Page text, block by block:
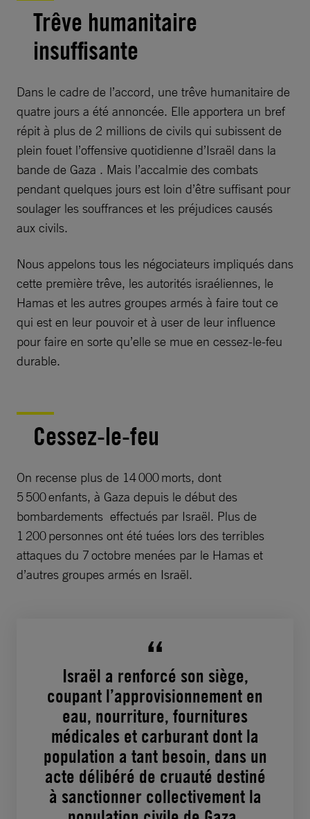
Trêve humanitaire
insuffisante
Dans le cadre de l’accord, une trêve humanitaire de
quatre jours a été annoncée. Elle apportera un bref
répit à plus de 2 millions de civils qui subissent de
plein fouet l’offensive quotidienne d’Israël dans la
bande de Gaza . Mais l’accalmie des combats
pendant quelques jours est loin d’être suffisant pour
soulager les souffrances et les préjudices causés
aux civils.
Nous appelons tous les négociateurs impliqués dans
cette première trêve, les autorités israéliennes, le
Hamas et les autres groupes armés à faire tout ce
qui est en leur pouvoir et à user de leur influence
pour faire en sorte qu’elle se mue en cessez-le-feu
durable.
Cessez-le-feu
On recense plus de 14 000 morts, dont
5 500 enfants, à Gaza depuis le début des
bombardements effectués par Israël. Plus de
1 200 personnes ont été tuées lors des terribles
attaques du 7 octobre menées par le Hamas et
d’autres groupes armés en Israël.
Israël a renforcé son siège,
coupant l’approvisionnement en
eau, nourriture, fournitures
médicales et carburant dont la
population a tant besoin, dans un
acte délibéré de cruauté destiné
à sanctionner collectivement la